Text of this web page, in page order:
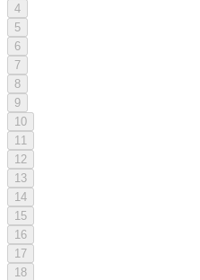
4
5
6
7
8
9
10
11
12
13
14
15
16
17
18